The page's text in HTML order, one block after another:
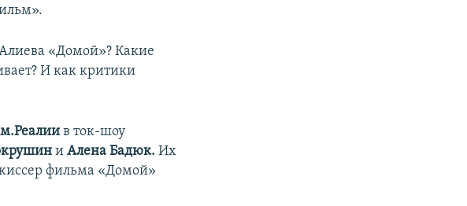
«Домой»? Какие
И как критики
в ток-шоу
иАлена Бадюк. Их
фильма «Домой»